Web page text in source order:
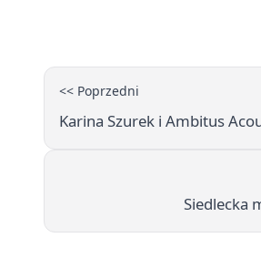
<< Poprzedni
Karina Szurek i Ambitus
Siedlecka